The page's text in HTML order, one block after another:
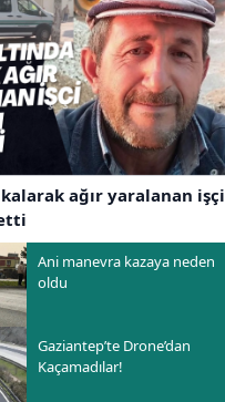
ağır yaralanan işçi
Ani manevra kazaya neden
oldu
Gaziantep’te Drone’dan
Kaçamadılar!